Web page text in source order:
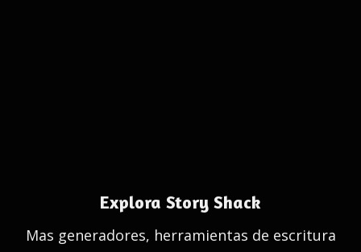
Explora Story Shack
Mas generadores, herramientas de escritura